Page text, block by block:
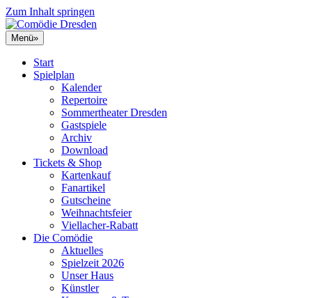
Zum Inhalt springen
Menü»
Start
Spielplan
Kalender
Repertoire
Sommertheater Dresden
Gastspiele
Archiv
Download
Tickets & Shop
Kartenkauf
Fanartikel
Gutscheine
Weihnachtsfeier
Viellacher-Rabatt
Die Comödie
Aktuelles
Spielzeit 2026
Unser Haus
Künstler